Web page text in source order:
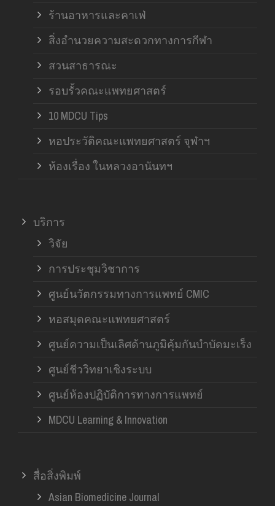
ร้านอาหารและคาเฟ่
สิ่งอำนวยความสะดวกทางการกีฬา
สวนสาธารณะ
รอบรั้วคณะแพทยศาสตร์
10 MDCU Tips
หอประวัติคณะแพทยศาสตร์ จุฬาฯ
ห้องเรื่อง ในหลวงอานันทฯ
บริการ
วิจัย
การประชุมวิชาการ
ศูนย์นวัตกรรมทางการแพทย์ CMIC
หอสมุดคณะแพทยศาสตร์
ศูนย์ความเป็นเลิศด้านภูมิคุ้มกันบำบัดมะเร็ง
ศูนย์ชีววิทยาเชิงระบบ
ศูนย์ห้องปฏิบัติการทางการแพทย์
MDCU Learning & Innovation
สื่อสิ่งพิมพ์
Asian Biomedicine Journal